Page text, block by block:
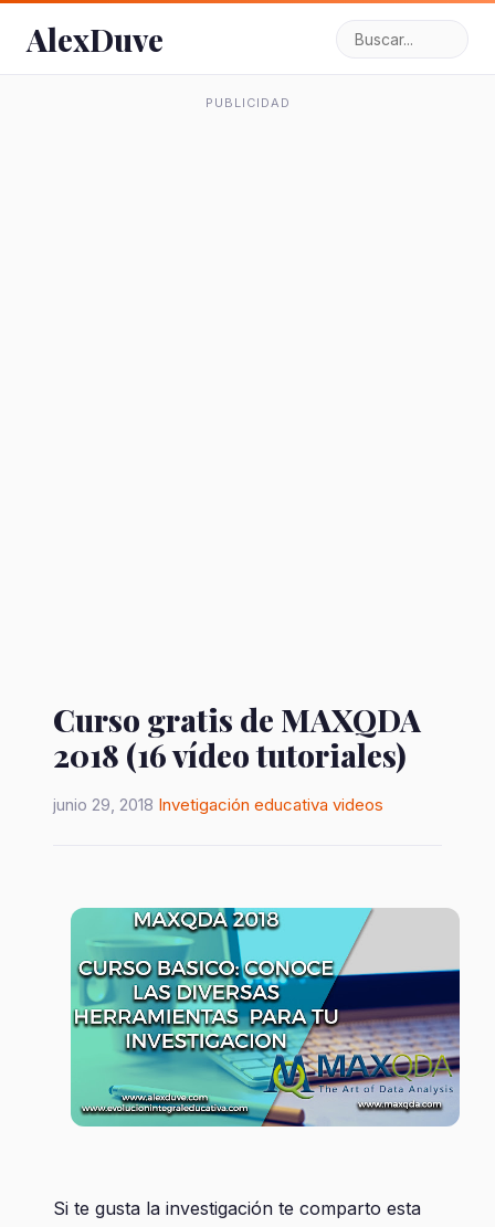
AlexDuve
PUBLICIDAD
Curso gratis de MAXQDA
2018 (16 vídeo tutoriales)
junio 29, 2018 Invetigación educativa videos
Si te gusta la investigación te comparto esta